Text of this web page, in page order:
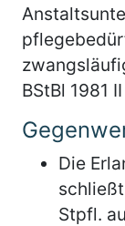
BStBl 1981
Die
Stpfl.